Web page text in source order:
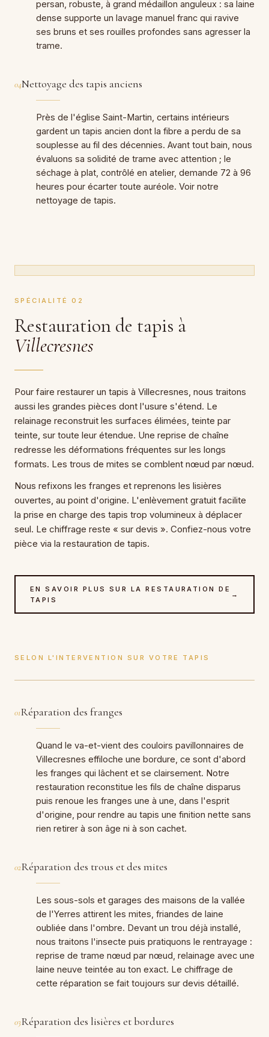
persan, robuste, à grand médaillon anguleux : sa laine
dense supporte un lavage manuel franc qui ravive
ses bruns et ses rouilles profondes sans agresser la
trame.
04Nettoyage des tapis anciens
Près de l'église Saint-Martin, certains intérieurs
gardent un tapis ancien dont la fibre a perdu de sa
souplesse au fil des décennies. Avant tout bain, nous
évaluons sa solidité de trame avec attention ; le
séchage à plat, contrôlé en atelier, demande 72 à 96
heures pour écarter toute auréole. Voir notre
nettoyage de tapis.
SPÉCIALITÉ 02
Restauration de tapis à
Villecresnes
Pour faire restaurer un tapis à Villecresnes, nous traitons
aussi les grandes pièces dont l'usure s'étend. Le
relainage reconstruit les surfaces élimées, teinte par
teinte, sur toute leur étendue. Une reprise de chaîne
redresse les déformations fréquentes sur les longs
formats. Les trous de mites se comblent nœud par nœud.
Nous refixons les franges et reprenons les lisières
ouvertes, au point d'origine. L'enlèvement gratuit facilite
la prise en charge des tapis trop volumineux à déplacer
seul. Le chiffrage reste « sur devis ». Confiez-nous votre
pièce via la restauration de tapis.
EN SAVOIR PLUS SUR LA RESTAURATION DE
TAPIS
→
SELON L'INTERVENTION SUR VOTRE TAPIS
01Réparation des franges
Quand le va-et-vient des couloirs pavillonnaires de
Villecresnes effiloche une bordure, ce sont d'abord
les franges qui lâchent et se clairsement. Notre
restauration reconstitue les fils de chaîne disparus
puis renoue les franges une à une, dans l'esprit
d'origine, pour rendre au tapis une finition nette sans
rien retirer à son âge ni à son cachet.
02Réparation des trous et des mites
Les sous-sols et garages des maisons de la vallée
de l'Yerres attirent les mites, friandes de laine
oubliée dans l'ombre. Devant un trou déjà installé,
nous traitons l'insecte puis pratiquons le rentrayage :
reprise de trame nœud par nœud, relainage avec une
laine neuve teintée au ton exact. Le chiffrage de
cette réparation se fait toujours sur devis détaillé.
03Réparation des lisières et bordures